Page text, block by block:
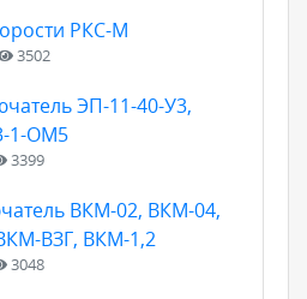
РКС-М
3502
ЭП-11-40-У3,
1-ОМ5
3399
ВКМ-02, ВКМ-04,
ВЗГ, ВКМ-1,2
3048